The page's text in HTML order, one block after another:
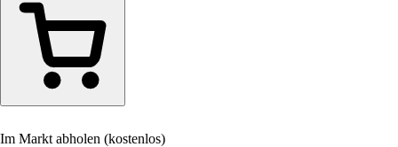
Im Markt abholen (kostenlos)